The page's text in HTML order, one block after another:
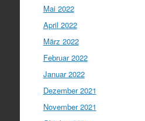
Mai 2022
April 2022
März 2022
Februar 2022
Januar 2022
Dezember 2021
November 2021